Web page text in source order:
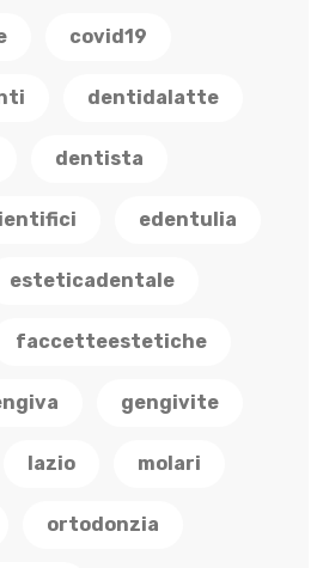
covid19
dentidalatte
dentista
edentulia
esteticadentale
faccetteestetiche
gengivite
lazio molari
ortodonzia